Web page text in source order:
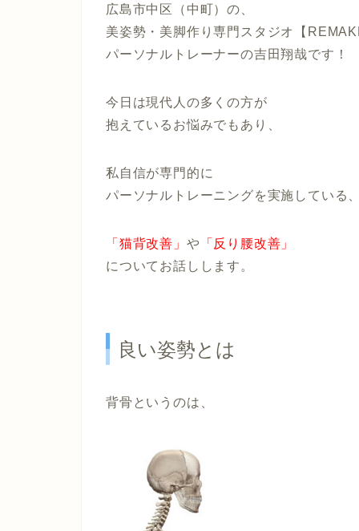
広島市中区（中町）の、
美姿勢・美脚作り専門スタジオ【
パーソナルトレーナーの吉田翔哉です！
今日は現代人の多くの方が
抱えているお悩みでもあり、
私自信が専門的に
パーソナルトレーニングを実施している
「猫背改善」 や 「反り腰改善」
についてお話しします。
良い姿勢とは
背骨というのは、